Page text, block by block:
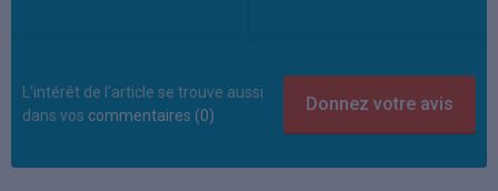
L'intérêt de l'article se trouve aussi
dans vos commentaires (0)